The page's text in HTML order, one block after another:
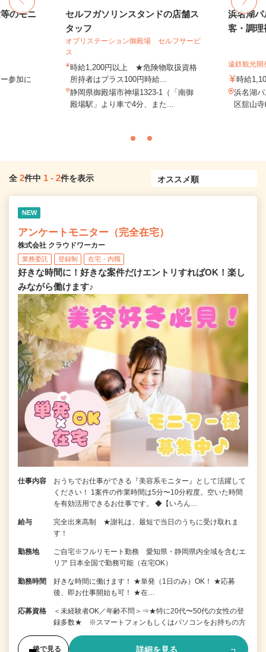
のモニ
参加に
セルフガソリンスタンドの店舗ス
タッフ
オブリステーション御殿場 セルフサービ
ス
時給1,200円以上 ★危険物取扱資格
所持者はプラス100円時給...
静岡県御殿場市神場1323-1（「南御
殿場駅」より車で4分、また...
浜名湖パ
客・調理
遠鉄観光開
時給
浜名湖
区舘山
全 2件中 1 - 2件を表示
NEW
アンケートモニター（完全在宅）
株式会社 クラウドワーカー
業務委託 登録制 在宅・内職
好きな時間に！好きな案件だけエントリすればOK！楽し
みながら働けます♪
仕事内容
おうちでお仕事ができる『美容系モニター』として活躍して
ください！ 1案件の作業時間は5分〜10分程度。空いた時間
を有効活用できるお仕事です。 ◆【いろん…
給与
完全出来高制 ★謝礼は、最短で当日のうちに受け取れま
す！
勤務地
ご自宅※フルリモート勤務 愛知県・静岡県内全域を含むエ
リア 日本全国で勤務可能（在宅OK）
勤務時間
好きな時間に働けます！ ★単発（1日のみ）OK！ ★応募
後、即お仕事開始も可！ ★在…
応募資格
＜未経験者OK／年齢不問＞⇒★特に20代〜50代の女性の登
録多数★ ※スマートフォンもしくはパソコンをお持ちの方
後で見る 詳細を見る